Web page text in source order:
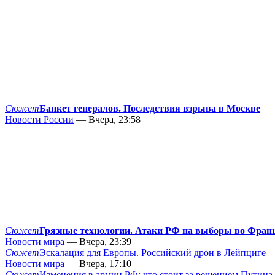
СюжетБанкет генералов. Последствия взрыва в Москве
Новости России — Вчера, 23:58
СюжетГрязные технологии. Атаки РФ на выборы во
Новости мира — Вчера, 23:39
СюжетЭскалация для Европы. Российский дрон в Лейпциге
Новости мира — Вчера, 17:10